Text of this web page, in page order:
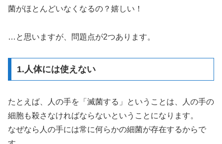
菌がほとんどいなくなるの？嬉しい！
…と思いますが、問題点が2つあります。
1.人体には使えない
たとえば、人の手を「滅菌する」ということは、人の手の
細胞も殺さなければならないということになります。
なぜなら人の手には常に何らかの細菌が存在するからで